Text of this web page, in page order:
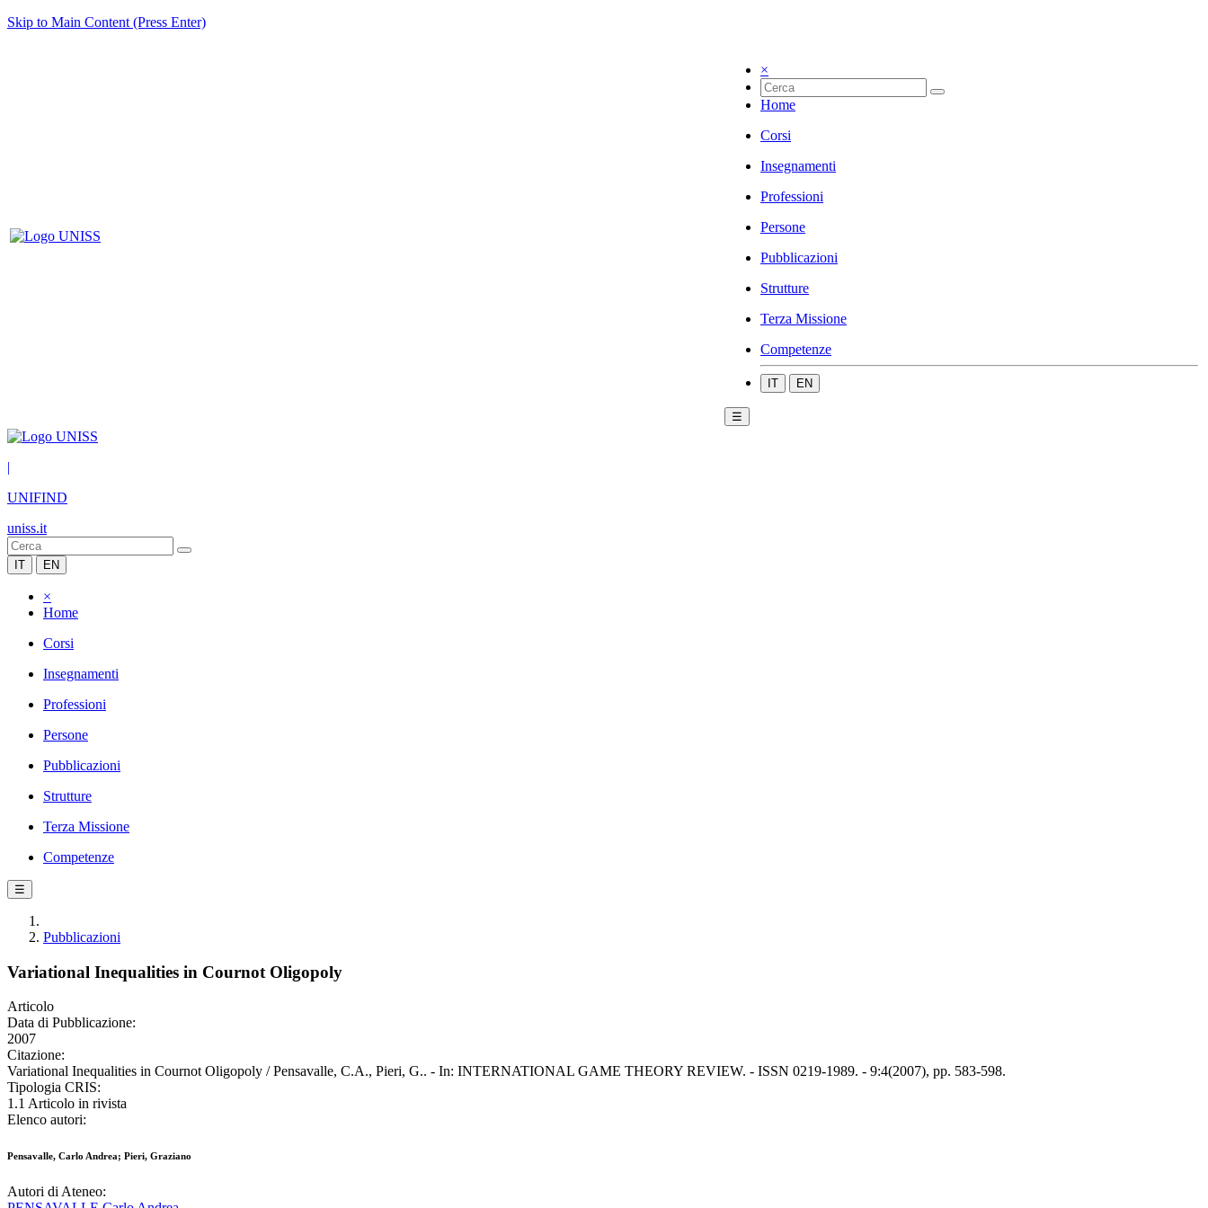
Skip to Main Content (Press Enter)
×
Home
Corsi
Insegnamenti
Professioni
Persone
Pubblicazioni
Strutture
Terza Missione
Competenze
IT EN
☰
|
UNIFIND
uniss.it
IT EN
×
Home
Corsi
Insegnamenti
Professioni
Persone
Pubblicazioni
Strutture
Terza Missione
Competenze
☰
Pubblicazioni
Variational Inequalities in Cournot Oligopoly
Articolo
Data di Pubblicazione:
2007
Citazione:
Variational Inequalities in Cournot Oligopoly / Pensavalle, C.A., Pieri, G.. - In: INTERNATIONAL GAME THEORY REVIEW. - ISSN 0219-1989. - 9:4(2007), pp. 583-598.
Tipologia CRIS:
1.1 Articolo in rivista
Elenco autori:
Pensavalle, Carlo Andrea; Pieri, Graziano
Autori di Ateneo: